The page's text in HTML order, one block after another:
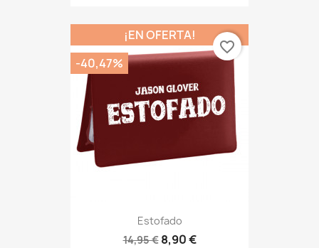
Estofado
14,95 € 8,90 €
¡EN OFERTA!
-40,47%
favorite_border